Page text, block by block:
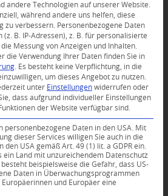
0
andere Technologien auf unserer Website.
während andere uns helfen, diese
zu verbessern.
Personenbezogene Daten
B. IP-Adressen), z. B. für personalisierte
Messung von Anzeigen und Inhalten.
die Verwendung Ihrer Daten finden Sie in
Es besteht keine Verpflichtung, in die
um dieses Angebot zu nutzen.
unter Einstellungen widerrufen oder
dass aufgrund individueller Einstellungen
der Website verfügbar sind.
personenbezogene Daten in den USA. Mit
dieser Services willigen Sie auch in die
USA gemäß Art. 49 (1) lit. a GDPR ein.
ein Land mit unzureichendem Datenschutz
beispielsweise die Gefahr, dass US-
Daten in Überwachungsprogrammen
und Europäer eine